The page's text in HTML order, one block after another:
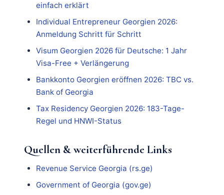
einfach erklärt
Individual Entrepreneur Georgien 2026:
Anmeldung Schritt für Schritt
Visum Georgien 2026 für Deutsche: 1 Jahr
Visa-Free + Verlängerung
Bankkonto Georgien eröffnen 2026: TBC vs.
Bank of Georgia
Tax Residency Georgien 2026: 183-Tage-
Regel und HNWI-Status
Quellen & weiterführende Links
Revenue Service Georgia (rs.ge)
Government of Georgia (gov.ge)